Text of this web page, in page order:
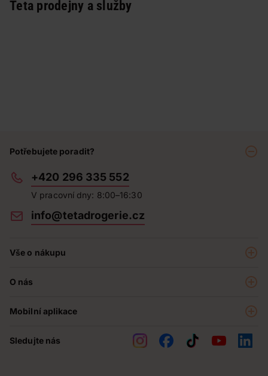
Teta prodejny a služby
Potřebujete poradit?
+420 296 335 552
V pracovní dny: 8:00–16:30
info@tetadrogerie.cz
Vše o nákupu
Prodejny
Obchodní podmínky
O nás
Teta pomáhá
Mobilní aplikace
Sledujte nás